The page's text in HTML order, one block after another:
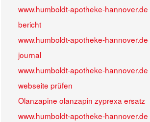
www.humboldt-apotheke-hannover.de
bericht
www.humboldt-apotheke-hannover.de
journal
www.humboldt-apotheke-hannover.de
webseite prüfen
Olanzapine olanzapin zyprexa ersatz
www.humboldt-apotheke-hannover.de